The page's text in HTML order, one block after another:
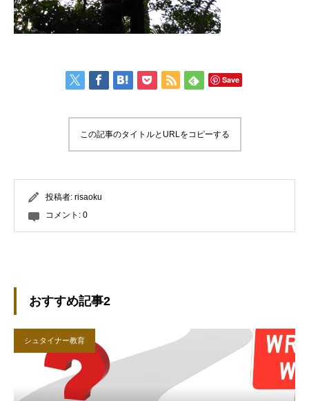
Save
この記事のタイトルとURLをコピーする
投稿者: risaoku
コメント: 0
おすすめ記事2
シュタイナー教育